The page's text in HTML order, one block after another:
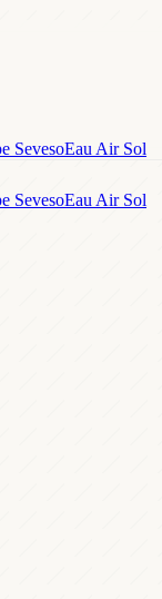
SevesoEau Air Sol
SevesoEau Air Sol